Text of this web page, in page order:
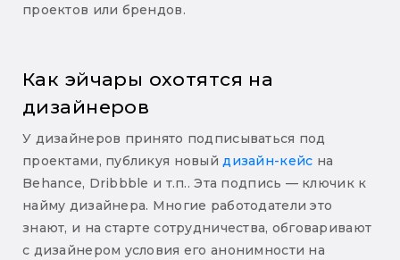
проектов или брендов.
Как эйчары охотятся на
дизайнеров
У дизайнеров принято подписываться под
проектами, публикуя новыйдизайн-кейс на
Behance, Dribbble и т.п.. Эта подпись — ключик к
найму дизайнера. Многие работодатели это
знают, и на старте сотрудничества, обговаривают
с дизайнером условия его анонимности на